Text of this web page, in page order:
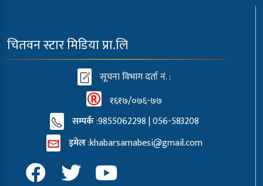
चितवन स्टार मिडिया प्रा.लि
सूचना विभाग दर्ता नं. :
१६१७/०७६-७७
सम्पर्क:9855062298 | 056-583208
इमेल:khabarsamabesi@gmail.com